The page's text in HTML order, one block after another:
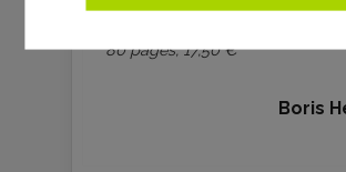
80 pages, 17,50 €
Boris